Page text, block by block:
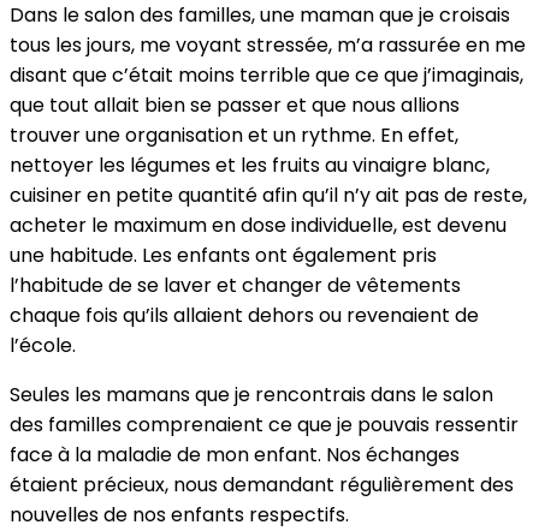
Dans le salon des familles, une maman que je croisais
tous les jours, me voyant stressée, m’a rassurée en me
disant que c’était moins terrible que ce que j’imaginais,
que tout allait bien se passer et que nous allions
trouver une organisation et un rythme. En effet,
nettoyer les légumes et les fruits au vinaigre blanc,
cuisiner en petite quantité afin qu’il n’y ait pas de reste,
acheter le maximum en dose individuelle, est devenu
une habitude. Les enfants ont également pris
l’habitude de se laver et changer de vêtements
chaque fois qu’ils allaient dehors ou revenaient de
l’école.
Seules les mamans que je rencontrais dans le salon
des familles comprenaient ce que je pouvais ressentir
face à la maladie de mon enfant. Nos échanges
étaient précieux, nous demandant régulièrement des
nouvelles de nos enfants respectifs.